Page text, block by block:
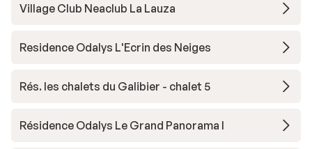
Village Club Neaclub La Lauza
Residence Odalys L'Ecrin des Neiges
Rés. les chalets du Galibier - chalet 5
Résidence Odalys Le Grand Panorama I